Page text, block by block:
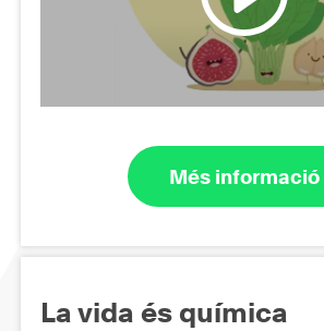
Més informació
La vida és química